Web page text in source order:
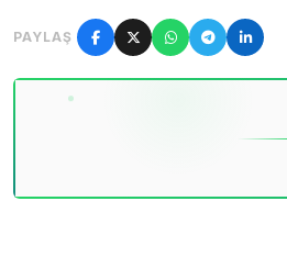
PAYLAŞ